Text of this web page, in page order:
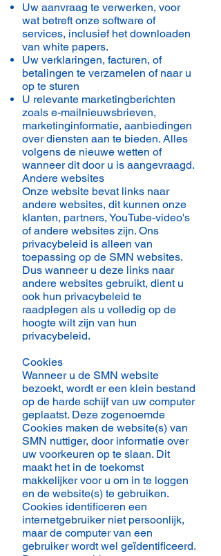
Uw aanvraag te verwerken, voor
wat betreft onze software of
services, inclusief het downloaden
van white papers.
Uw verklaringen, facturen, of
betalingen te verzamelen of naar u
op te sturen
U relevante marketingberichten
zoals e-mailnieuwsbrieven,
marketinginformatie, aanbiedingen
over diensten aan te bieden. Alles
volgens de nieuwe wetten of
wanneer dit door u is aangevraagd.
Andere websites
Onze website bevat links naar
andere websites, dit kunnen onze
klanten, partners, YouTube-video's
of andere websites zijn. Ons
privacybeleid is alleen van
toepassing op de SMN websites.
Dus wanneer u deze links naar
andere websites gebruikt, dient u
ook hun privacybeleid te
raadplegen als u volledig op de
hoogte wilt zijn van hun
privacybeleid.
Cookies
Wanneer u de SMN website
bezoekt, wordt er een klein bestand
op de harde schijf van uw computer
geplaatst. Deze zogenoemde
Cookies maken de website(s) van
SMN nuttiger, door informatie over
uw voorkeuren op te slaan. Dit
maakt het in de toekomst
makkelijker voor u om in te loggen
en de website(s) te gebruiken.
Cookies identificeren een
internetgebruiker niet persoonlijk,
maar de computer van een
gebruiker wordt wel geïdentificeerd.